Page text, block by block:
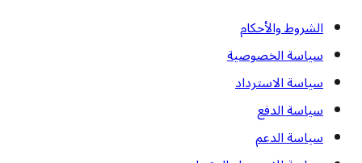
الشروط والأحكام
سياسة الخصوصية
سياسة الاسترداد
سياسة الدفع
سياسة الدعم